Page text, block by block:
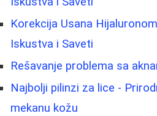
Korekcija Usana
Iskustva i Saveti
Rešavanje problema sa
Najbolji pilinzi za lice -
mekanu kožu